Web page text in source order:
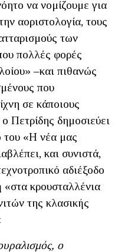
να νομίζουμε για
αοριστολογία, τους
των
πολλές φορές
‒και πιθανώς
που
σε κάποιους
Πετρίδης δημοσιεύει
του «Η νέα μας
και συνιστά,
αδιέξοδο
«στα κρουσταλλένια
της κλασικής
ο